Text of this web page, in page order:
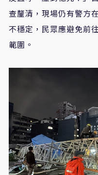
查釐清，現場仍有警方
不穩定，民眾應避免前
範圍。